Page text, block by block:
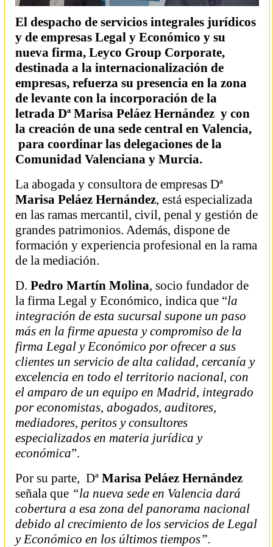
El despacho de servicios integrales jurídicos
y de empresas Legal y Económico y su
nueva firma, Leyco Group Corporate,
destinada a la internacionalización de
empresas, refuerza su presencia en la zona
de levante con la incorporación de la
letrada Dª Marisa Peláez Hernández y con
la creación de una sede central en Valencia,
para coordinar las delegaciones de la
Comunidad Valenciana y Murcia.
La abogada y consultora de empresas Dª
Marisa Peláez Hernández, está especializada
en las ramas mercantil, civil, penal y gestión de
grandes patrimonios. Además, dispone de
formación y experiencia profesional en la rama
de la mediación.
D. Pedro Martín Molina, socio fundador de
la firma Legal y Económico, indica que “la
integración de esta sucursal supone un paso
más en la firme apuesta y compromiso de la
firma Legal y Económico por ofrecer a sus
clientes un servicio de alta calidad, cercanía y
excelencia en todo el territorio nacional, con
el amparo de un equipo en Madrid, integrado
por economistas, abogados, auditores,
mediadores, peritos y consultores
especializados en materia jurídica y
económica”.
Por su parte, Dª Marisa Peláez Hernández
señala que “la nueva sede en Valencia dará
cobertura a esa zona del panorama nacional
debido al crecimiento de los servicios de Legal
y Económico en los últimos tiempos”.